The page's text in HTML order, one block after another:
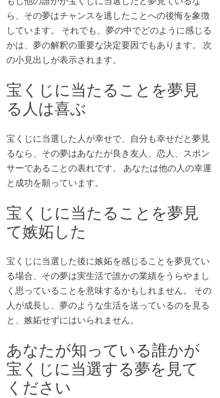
ら、その夢はチャンスを逃したことへの後悔を象徴
しています。 それでも、夢の中でどのように感じる
かは、夢の解釈の重要な決定要因でもあります。 次
の小見出しが表示されます。
宝くじに当たることを夢見
る人は喜ぶ
宝くじに当選した人が幸せで、自分も幸せだと夢見
るなら、その夢はあなたが良き友人、恋人、スポン
サーであることの表れです。 あなたは他の人の幸運
と成功を願っています。
宝くじに当たることを夢見
て嫉妬した
宝くじに当選した後に嫉妬を感じることを夢見てい
る場合、その夢は実生活で誰かの業績をうらやまし
く思っていることを意味するかもしれません。 その
人が成長し、夢のような生活を送っているのを見る
と、嫉妬せずにはいられません。
あなたが知っている誰かが
宝くじに当選する夢を見て
ください